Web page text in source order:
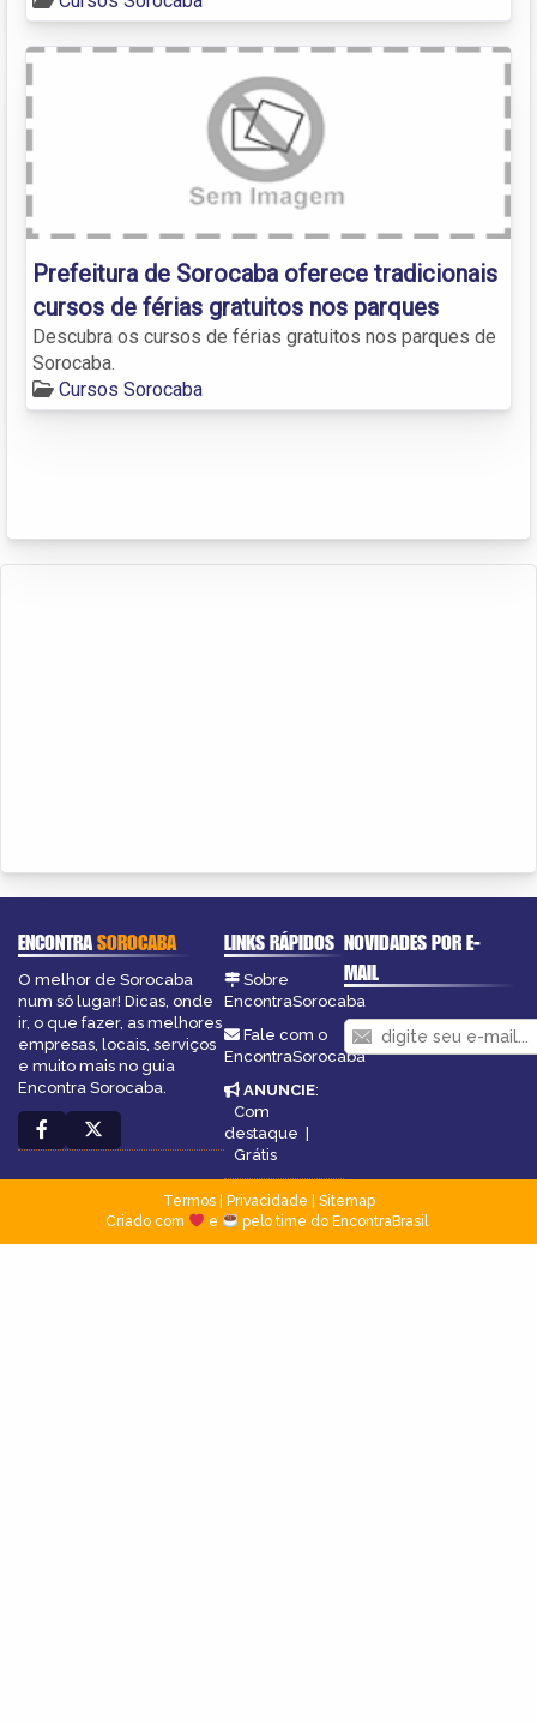
Prefeitura de Sorocaba oferece tradicionais
cursos de férias gratuitos nos parques
Descubra os cursos de férias gratuitos nos parques de
Sorocaba.
Cursos Sorocaba
ENCONTRASOROCABA
O melhor de Sorocaba
num só lugar! Dicas, onde
ir, o que fazer, as melhores
empresas, locais, serviços
e muito mais no guia
Encontra Sorocaba.
LINKS RÁPIDOS
Sobre
EncontraSorocaba
Fale com o
EncontraSorocaba
ANUNCIE:
Com
destaque |
Grátis
NOVIDADES POR E-
MAIL
Termos| Privacidade
Sitemap
Criado com
e pelo time do EncontraBrasil